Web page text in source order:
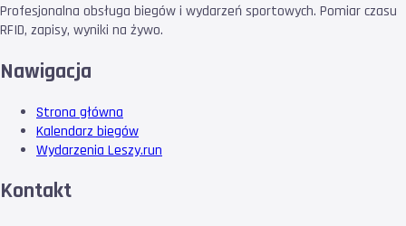
Profesjonalna obsługa biegów i wydarzeń sportowych. Pomiar czasu
RFID, zapisy, wyniki na żywo.
Nawigacja
Strona główna
Kalendarz biegów
Wydarzenia Leszy.run
Kontakt